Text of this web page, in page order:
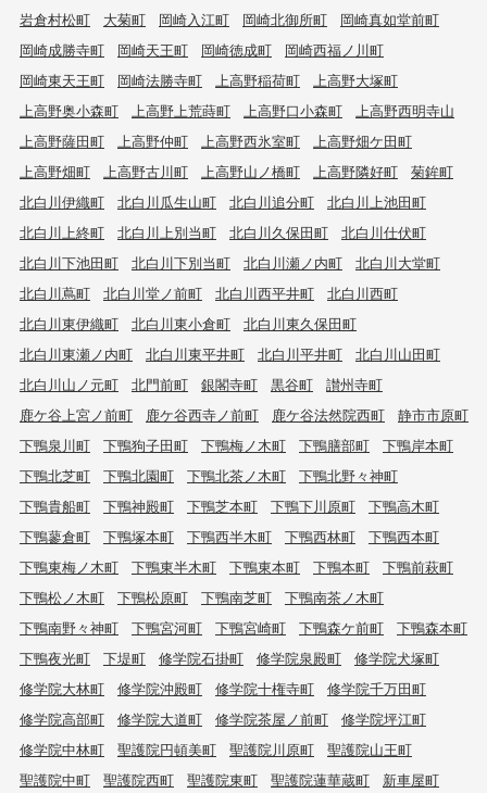
岩倉村松町
大菊町 岡崎入江町 岡崎北御所町
岡崎真如堂前町
岡崎成勝寺町
岡崎天王町 岡崎徳成町
岡崎西福ノ川町
岡崎東天王町
岡崎法勝寺町 上高野稲荷町
上高野大塚町
上高野奥小森町
上高野上荒蒔町 上高野口小森町
上高野西明寺山
上高野薩田町
上高野仲町 上高野西氷室町
上高野畑ケ田町
上高野畑町
上高野古川町 上高野山ノ橋町 上高野隣好町
菊鉾町
北白川伊織町
北白川瓜生山町 北白川追分町
北白川上池田町
北白川上終町
北白川上別当町 北白川久保田町
北白川仕伏町
北白川下池田町
北白川下別当町 北白川瀬ノ内町
北白川大堂町
北白川蔦町
北白川堂ノ前町 北白川西平井町
北白川西町
北白川東伊織町
北白川東小倉町
北白川東久保田町
北白川東瀬ノ内町
北白川東平井町 北白川平井町
北白川山田町
北白川山ノ元町
北門前町 銀閣寺町 黒谷町
讃州寺町
鹿ケ谷上宮ノ前町
鹿ケ谷西寺ノ前町 鹿ケ谷法然院西町
静市市原町
下鴨泉川町
下鴨狗子田町 下鴨梅ノ木町 下鴨膳部町
下鴨岸本町
下鴨北芝町
下鴨北園町 下鴨北茶ノ木町
下鴨北野々神町
下鴨貴船町
下鴨神殿町 下鴨芝本町 下鴨下川原町
下鴨高木町
下鴨蓼倉町
下鴨塚本町 下鴨西半木町 下鴨西林町
下鴨西本町
下鴨東梅ノ木町
下鴨東半木町 下鴨東本町 下鴨本町
下鴨前萩町
下鴨松ノ木町
下鴨松原町 下鴨南芝町
下鴨南茶ノ木町
下鴨南野々神町
下鴨宮河町 下鴨宮崎町 下鴨森ケ前町
下鴨森本町
下鴨夜光町
下堤町 修学院石掛町 修学院泉殿町
修学院犬塚町
修学院大林町
修学院沖殿町 修学院十権寺町
修学院千万田町
修学院高部町
修学院大道町 修学院茶屋ノ前町
修学院坪江町
修学院中林町
聖護院円頓美町 聖護院川原町
聖護院山王町
聖護院中町
聖護院西町 聖護院東町 聖護院蓮華蔵町
新車屋町